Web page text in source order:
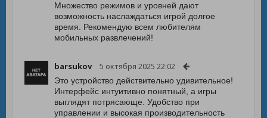
Множество режимов и уровней дают
возможность наслаждаться игрой долгое
время. Рекомендую всем любителям
мобильных развлечений!
barsukov 5 октября 2025 22:02
Это устройство действительно удивительное!
Интерфейс интуитивно понятный, а игры
выглядят потрясающе. Удобство при
управлении и высокая производительность